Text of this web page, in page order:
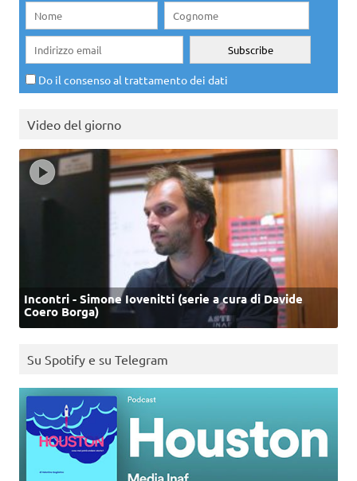
Do il consenso al trattamento dei dati
Video del giorno
Incontri - Simone Iovenitti (serie a cura di Davide
Coero Borga)
Su Spotify e su Telegram